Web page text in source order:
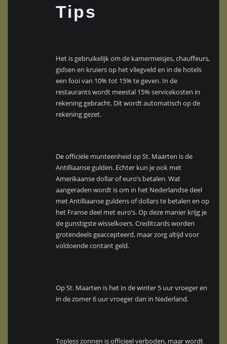
Tips
Het is gebruikelijk om de kamermeisjes, chauffeurs,
gidsen en kruiers op het vliegveld en in de hotels
een fooi van 10% tot 15% te geven. In de
restaurants wordt meestal 15% servicekosten in
rekening gebracht. Dit wordt automatisch op de
rekening gezet.
De officiële munteenheid op St. Maarten is de
Antilliaanse gulden. Echter kun je ook met
Amerikaanse dollar of euro’s betalen. Wat
aangeraden wordt is om in het Nederlandse deel
met Antilliaanse guldens of dollars te betalen en op
het Franse deel met euro’s. Op deze manier krijg je
de gunstigste wisselkoers. Creditcards worden
grotendeels geaccepteerd, maar zorg altijd voor
voldoende contant geld.
Op St. Maarten is het in de winter 5 uur vroeger en
in de zomer 6 uur vroeger dan in Nederland.
Topless zonnen is officieel verboden, maar wordt